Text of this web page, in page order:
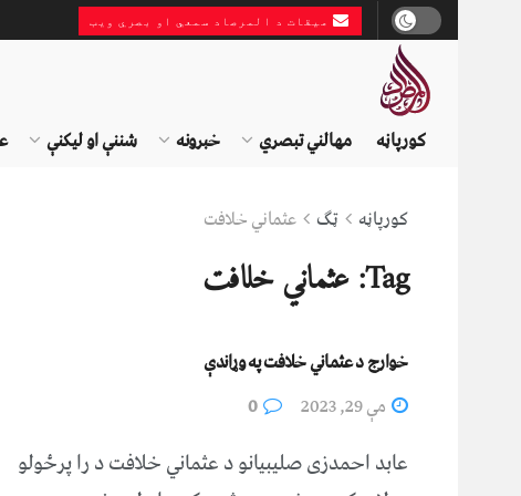
میقات د المرصاد سمعي او بصري ویب
کورپاڼه مهالني تبصري خبرونه شننې او لیکنې
کورپاڼه ټګ عثماني خلافت
Tag: عثماني خلافت
خوارج د عثماني خلافت په وړاندې
مې 29, 2023
عابد احمدزی صليبيانو د عثماني خلافت د را پرځولو